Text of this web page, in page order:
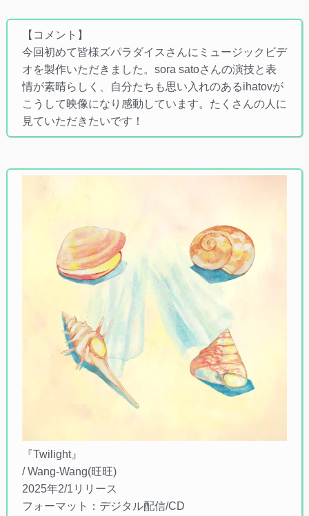
【コメント】
今回初めて皆様ズパラダイスさんにミュージックビデ
オを製作いただきました。sora satoさんの演技と表
情が素晴らしく、自分たちも思い入れのあるihatovが
こうして映像になり感動しています。たくさんの人に
見ていただきたいです！
『Twilight』
/ Wang-Wang(旺旺)
2025年2/1リリース
フォーマット：デジタル配信/CD